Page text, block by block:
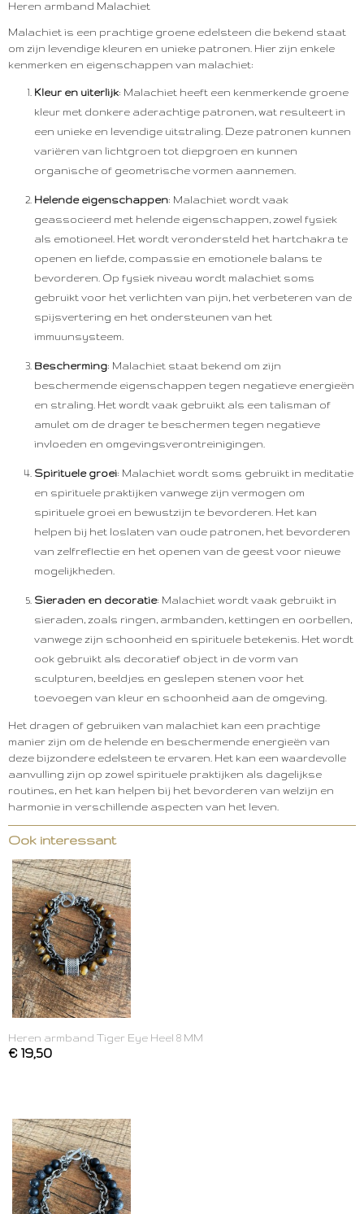
Heren armband Malachiet
Malachiet is een prachtige groene edelsteen die bekend staat
om zijn levendige kleuren en unieke patronen. Hier zijn enkele
kenmerken en eigenschappen van malachiet:
Kleur en uiterlijk: Malachiet heeft een kenmerkende groene
kleur met donkere aderachtige patronen, wat resulteert in
een unieke en levendige uitstraling. Deze patronen kunnen
variëren van lichtgroen tot diepgroen en kunnen
organische of geometrische vormen aannemen.
Helende eigenschappen: Malachiet wordt vaak
geassocieerd met helende eigenschappen, zowel fysiek
als emotioneel. Het wordt verondersteld het hartchakra te
openen en liefde, compassie en emotionele balans te
bevorderen. Op fysiek niveau wordt malachiet soms
gebruikt voor het verlichten van pijn, het verbeteren van de
spijsvertering en het ondersteunen van het
immuunsysteem.
Bescherming: Malachiet staat bekend om zijn
beschermende eigenschappen tegen negatieve energieën
en straling. Het wordt vaak gebruikt als een talisman of
amulet om de drager te beschermen tegen negatieve
invloeden en omgevingsverontreinigingen.
Spirituele groei: Malachiet wordt soms gebruikt in meditatie
en spirituele praktijken vanwege zijn vermogen om
spirituele groei en bewustzijn te bevorderen. Het kan
helpen bij het loslaten van oude patronen, het bevorderen
van zelfreflectie en het openen van de geest voor nieuwe
mogelijkheden.
Sieraden en decoratie: Malachiet wordt vaak gebruikt in
sieraden, zoals ringen, armbanden, kettingen en oorbellen,
vanwege zijn schoonheid en spirituele betekenis. Het wordt
ook gebruikt als decoratief object in de vorm van
sculpturen, beeldjes en geslepen stenen voor het
toevoegen van kleur en schoonheid aan de omgeving.
Het dragen of gebruiken van malachiet kan een prachtige
manier zijn om de helende en beschermende energieën van
deze bijzondere edelsteen te ervaren. Het kan een waardevolle
aanvulling zijn op zowel spirituele praktijken als dagelijkse
routines, en het kan helpen bij het bevorderen van welzijn en
harmonie in verschillende aspecten van het leven.
Ook interessant
Heren armband Tiger Eye Heel 8 MM
€ 19,50